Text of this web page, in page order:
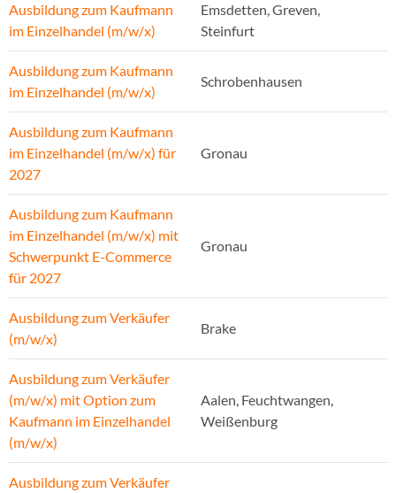
Ausbildung zum Kaufmann
im Einzelhandel (m/w/x)
Emsdetten, Greven,
Steinfurt
Ausbildung zum Kaufmann
im Einzelhandel (m/w/x)
Schrobenhausen
Ausbildung zum Kaufmann
im Einzelhandel (m/w/x) für
2027
Gronau
Ausbildung zum Kaufmann
im Einzelhandel (m/w/x) mit
Schwerpunkt E-Commerce
für 2027
Gronau
Ausbildung zum Verkäufer
(m/w/x)
Brake
Ausbildung zum Verkäufer
(m/w/x) mit Option zum
Kaufmann im Einzelhandel
(m/w/x)
Aalen, Feuchtwangen,
Weißenburg
Ausbildung zum Verkäufer